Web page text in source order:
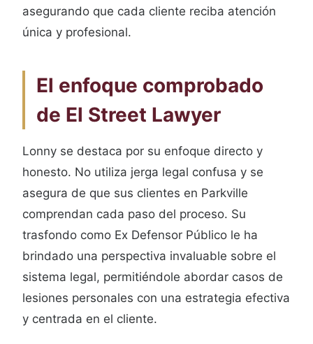
asegurando que cada cliente reciba atención
única y profesional.
El enfoque comprobado
de El Street Lawyer
Lonny se destaca por su enfoque directo y
honesto. No utiliza jerga legal confusa y se
asegura de que sus clientes en Parkville
comprendan cada paso del proceso. Su
trasfondo como Ex Defensor Público le ha
brindado una perspectiva invaluable sobre el
sistema legal, permitiéndole abordar casos de
lesiones personales con una estrategia efectiva
y centrada en el cliente.